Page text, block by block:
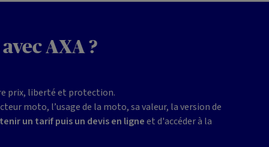
AXA ?
prix, liberté et protection.
moto, l’usage de la moto, sa valeur, la version de
un tarif puis un devis en ligneet d'accéder à la